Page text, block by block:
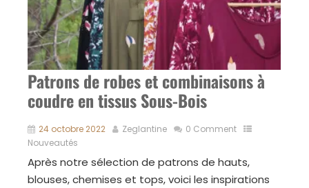
Patrons de robes et combinaisons à
coudre en tissus Sous-Bois
24 octobre 2022 Zeglantine
0 Comment
Nouveautés
Après notre sélection de patrons de hauts,
blouses, chemises et tops, voici les inspirations